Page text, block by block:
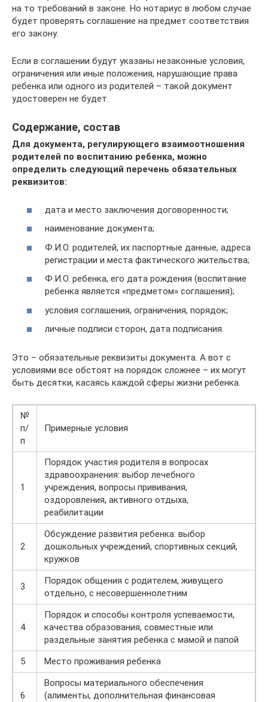
на то требований в законе. Но нотариус в любом случае
будет проверять соглашение на предмет соответствия
его закону.
Если в соглашении будут указаны незаконные условия,
ограничения или иные положения, нарушающие права
ребенка или одного из родителей – такой документ
удостоверен не будет.
Содержание, состав
Для документа, регулирующего взаимоотношения
родителей по воспитанию ребенка, можно
определить следующий перечень обязательных
реквизитов:
дата и место заключения договоренности;
наименование документа;
Ф.И.О. родителей, их паспортные данные, адреса
регистрации и места фактического жительства;
Ф.И.О. ребенка, его дата рождения (воспитание
ребенка является «предметом» соглашения);
условия соглашения, ограничения, порядок;
личные подписи сторон, дата подписания.
Это – обязательные реквизиты документа. А вот с
условиями все обстоят на порядок сложнее – их могут
быть десятки, касаясь каждой сферы жизни ребенка.
№
п/
п
Примерные условия
1
Порядок участия родителя в вопросах
здравоохранения: выбор лечебного
учреждения, вопросы прививания,
оздоровления, активного отдыха,
реабилитации
2
Обсуждение развития ребенка: выбор
дошкольных учреждений, спортивных секций,
кружков
3
Порядок общения с родителем, живущего
отдельно, с несовершеннолетним
4
Порядок и способы контроля успеваемости,
качества образования, совместные или
раздельные занятия ребенка с мамой и папой
5
Место проживания ребенка
6
Вопросы материального обеспечения
(алименты, дополнительная финансовая